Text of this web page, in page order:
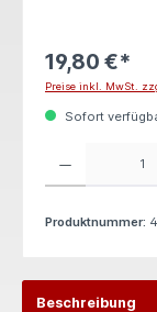
19,80 €*
Preise inkl. MwSt.
Sofort
Produktnummer:
Beschreibung